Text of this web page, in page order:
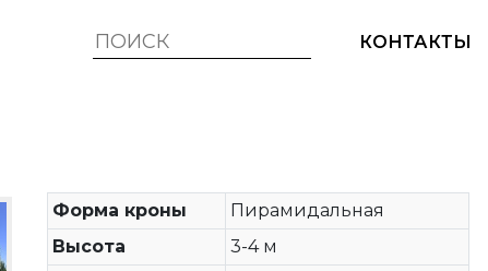
КОНТАКТЫ
Форма кроны
Пирамидальная
Высота
3-4 м